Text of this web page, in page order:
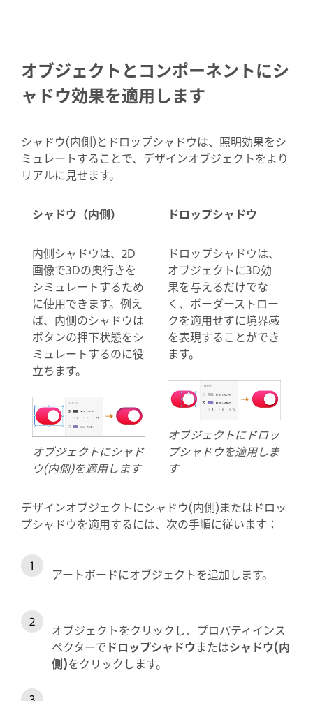
オブジェクトとコンポーネントにシ
ャドウ効果を適用します
シャドウ(内側)とドロップシャドウは、照明効果をシ
ミュレートすることで、デザインオブジェクトをより
リアルに見せます。
シャドウ（内側）
内側シャドウは、2D
画像で3Dの奥行きを
シミュレートするため
に使用できます。例え
ば、内側のシャドウは
ボタンの押下状態をシ
ミュレートするのに役
立ちます。
オブジェクトにシャド
ウ(内側)を適用します
ドロップシャドウ
ドロップシャドウは、
オブジェクトに3D効
果を与えるだけでな
く、ボーダーストロー
クを適用せずに境界感
を表現することができ
ます。
オブジェクトにドロッ
プシャドウを適用しま
す
デザインオブジェクトにシャドウ(内側)またはドロッ
プシャドウを適用するには、次の手順に従います：
アートボードにオブジェクトを追加します。
オブジェクトをクリックし、プロパティインス
ペクターで ドロップシャドウまたはシャドウ(内
側)をクリックします。